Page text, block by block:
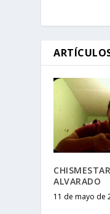
ALVARADO
11 de mayo de